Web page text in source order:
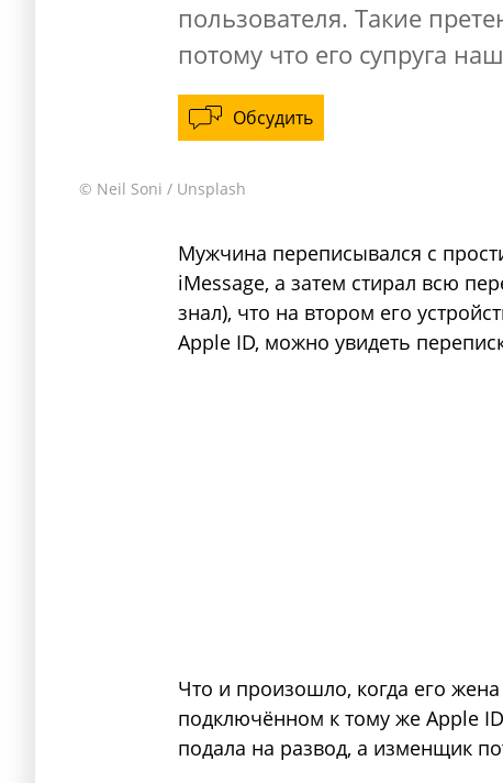
пользователя. Такие
потому что его супруга
Обсудить
© Neil Soni / Unsplash
Мужчина переписывался с
iMessage, а затем стирал всю
знал), что на втором его
Apple ID, можно увидеть
Что и произошло, когда его
подключённом к тому же Apple
подала на развод, а изменщик